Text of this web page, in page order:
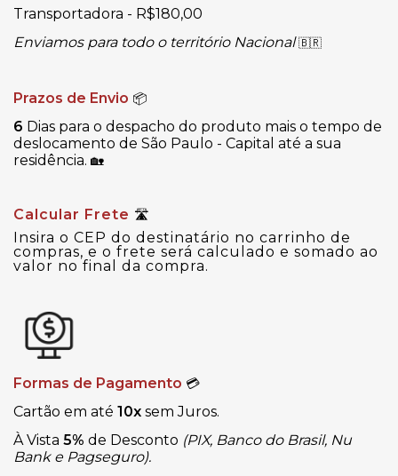
Transportadora - R$180,00
Enviamos para todo o território Nacional🇧🇷
Prazos de Envio 📦
6 Dias para o despacho do produto mais o tempo de
deslocamento de São Paulo - Capital até a sua
residência. 🏡
Calcular Frete 🛣
Insira o CEP do destinatário no carrinho de
compras, e o frete será calculado e somado ao
valor no final da compra.
Formas de Pagamento 💳
Cartão em até 10x sem Juros.
À Vista 5% de Desconto (PIX, Banco do Brasil, Nu
Bank e Pagseguro).